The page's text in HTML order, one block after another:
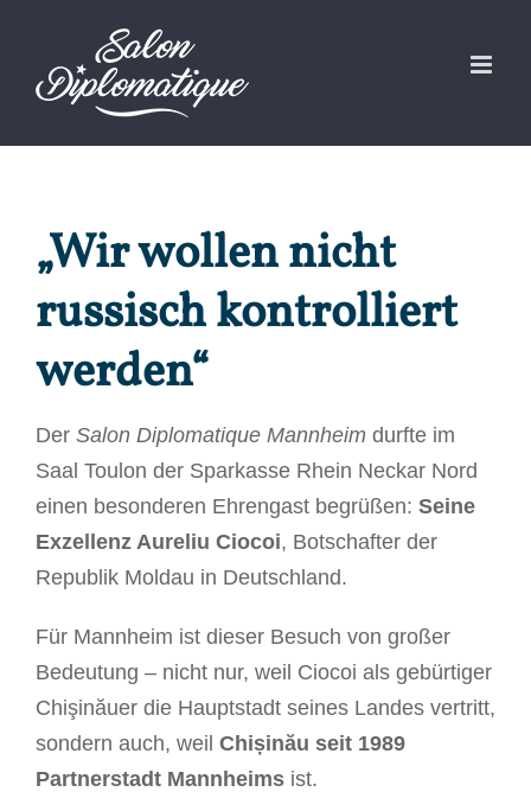
springen
„Wir wollen nicht
russisch kontrolliert
werden“
Der Salon Diplomatique Mannheim durfte im
Saal Toulon der Sparkasse Rhein Neckar Nord
einen besonderen Ehrengast begrüßen: Seine
Exzellenz Aureliu Ciocoi, Botschafter der
Republik Moldau in Deutschland.
Für Mannheim ist dieser Besuch von großer
Bedeutung – nicht nur, weil Ciocoi als gebürtiger
Chişinăuer die Hauptstadt seines Landes vertritt,
sondern auch, weil Chișinău seit 1989
Partnerstadt Mannheims ist.